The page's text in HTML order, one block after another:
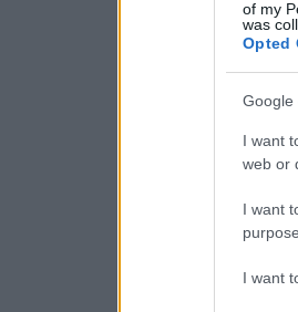
of my
was
Opted
Google
I want
web or
I want
I want